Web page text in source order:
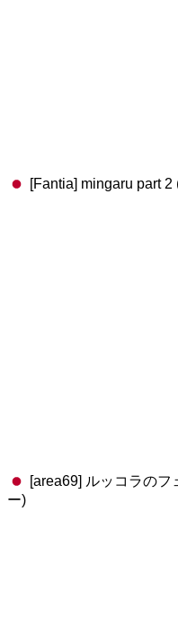
[Fantia] mingaru part
[area69] ルッコラのフ
ー)